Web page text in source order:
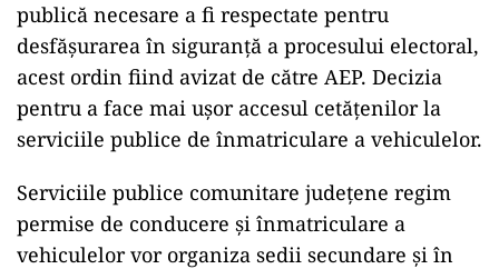
publică necesare a fi respectate pentru
desfășurarea în siguranță a procesului electoral,
acest ordin fiind avizat de către AEP. Decizia
pentru a face mai ușor accesul cetățenilor la
serviciile publice de înmatriculare a vehiculelor.
Serviciile publice comunitare județene regim
permise de conducere și înmatriculare a
vehiculelor vor organiza sedii secundare și în